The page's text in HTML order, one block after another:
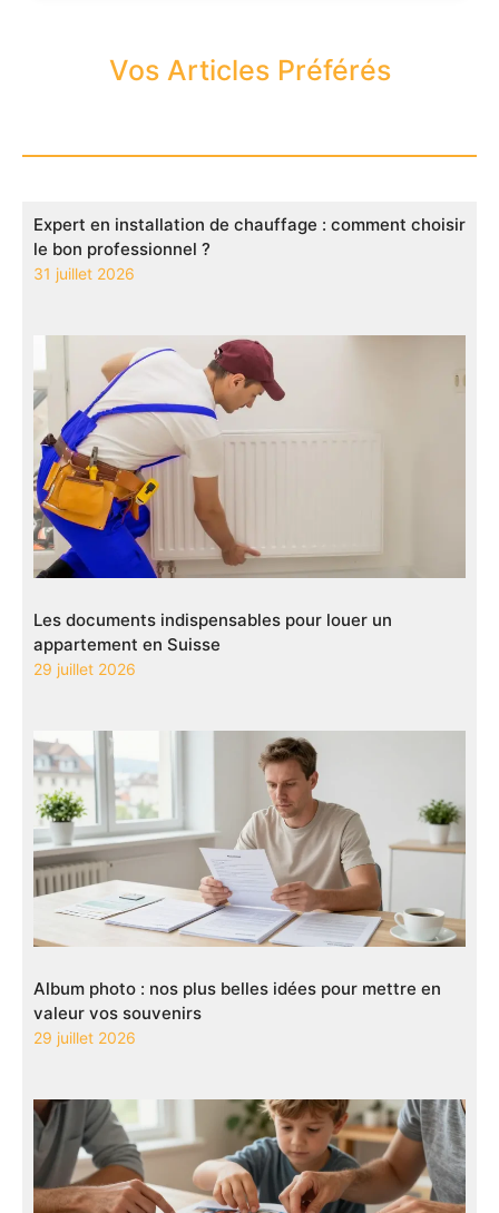
Vos Articles Préférés
Expert en installation de chauffage : comment choisir
le bon professionnel ?
31 juillet 2026
Les documents indispensables pour louer un
appartement en Suisse
29 juillet 2026
Album photo : nos plus belles idées pour mettre en
valeur vos souvenirs
29 juillet 2026